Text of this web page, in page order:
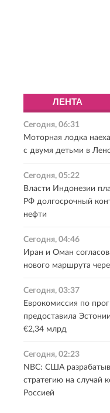
ЛЕНТА
Сегодня, 06:31
Моторная лодка
с двумя детьми в
Сегодня, 05:22
Власти Индонезии
РФ долгосрочный
нефти
Сегодня, 04:46
Иран и Оман
нового маршрута
Сегодня, 03:37
Еврокомиссия по
предоставила
€2,34 млрд
Сегодня, 02:23
NBC: США
стратегию на случай
Россией